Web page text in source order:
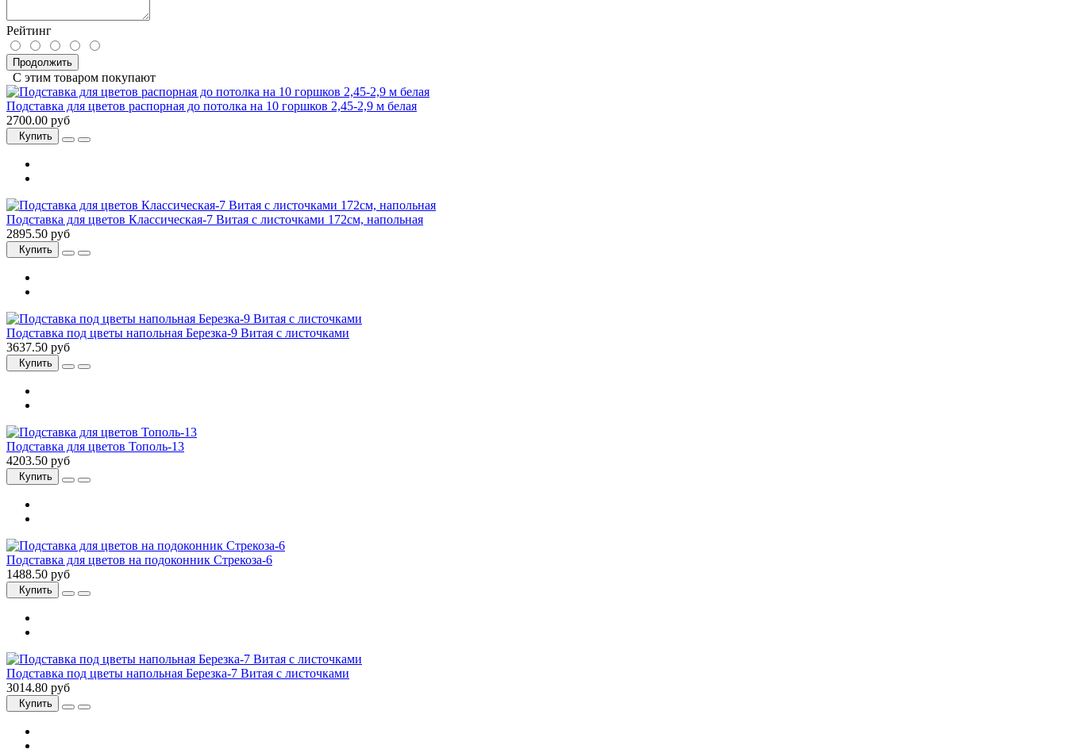
Рейтинг
Продолжить
С этим товаром покупают
Подставка для цветов распорная до потолка на 10 горшков 2,45-2,9 м белая
2700.00 руб
Купить
Подставка для цветов Классическая-7 Витая с листочками 172см, напольная
2895.50 руб
Купить
Подставка под цветы напольная Березка-9 Витая с листочками
3637.50 руб
Купить
Подставка для цветов Тополь-13
4203.50 руб
Купить
Подставка для цветов на подоконник Стрекоза-6
1488.50 руб
Купить
Подставка под цветы напольная Березка-7 Витая с листочками
3014.80 руб
Купить